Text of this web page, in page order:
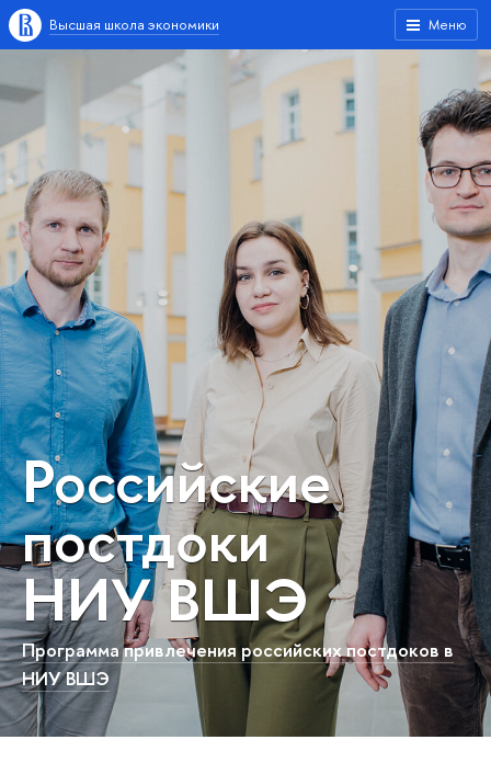
Меню
Высшая школа экономики
Российские
постдоки
НИУ ВШЭ
Программа привлечения российских постдоков в
НИУ ВШЭ